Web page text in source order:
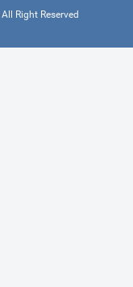
All Right Reserved